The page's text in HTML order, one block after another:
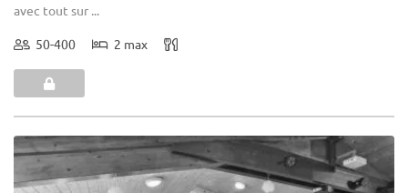
avec tout sur ...
50-400 2 max